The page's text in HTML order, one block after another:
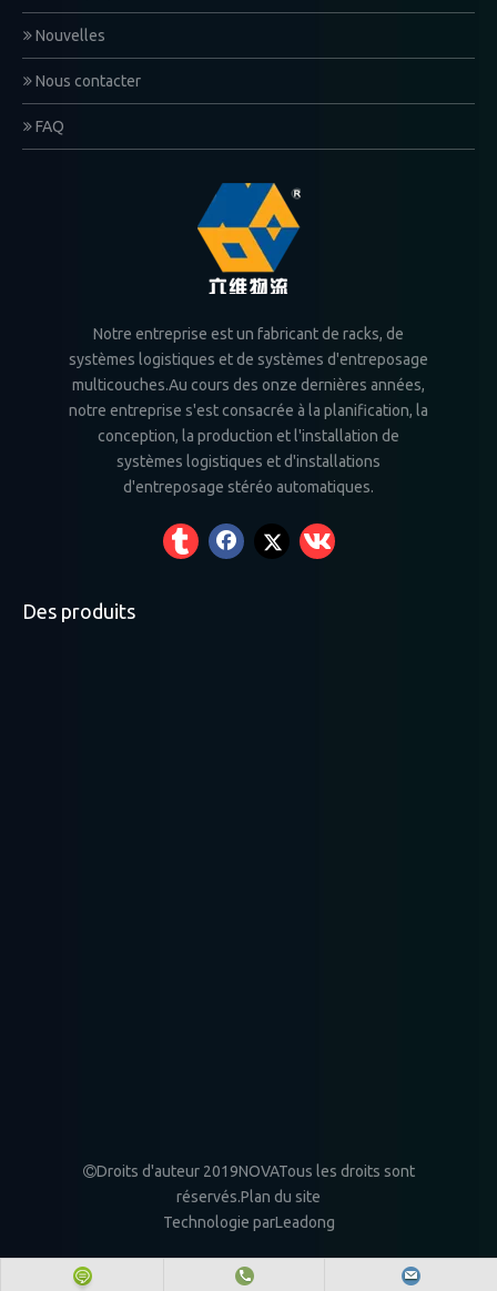
Nouvelles
Nous contacter
FAQ
Notre entreprise est un fabricant de racks, de
systèmes logistiques et de systèmes d'entreposage
multicouches.Au cours des onze dernières années,
notre entreprise s'est consacrée à la planification, la
conception, la production et l'installation de
systèmes logistiques et d'installations
d'entreposage stéréo automatiques.
Des produits
Droits d'auteur 2019NOVATous les droits sont
réservés.Plan du site
Technologie parLeadong